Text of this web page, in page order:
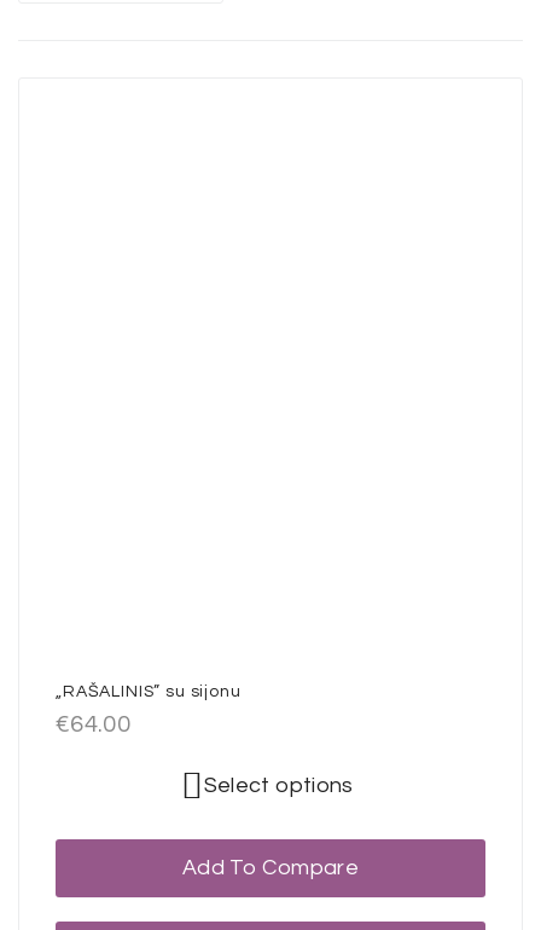
„RAŠALINIS” su sijonu
€64.00
Select options
Add To Compare